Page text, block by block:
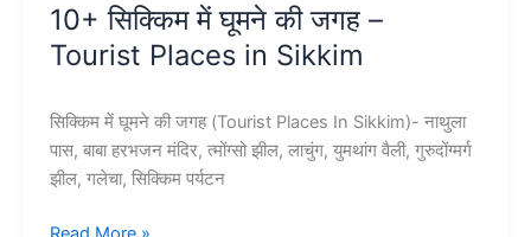
10+ सिक्किम में घूमने की जगह –
Tourist Places in Sikkim
सिक्किम में घूमने की जगह (Tourist Places In Sikkim)- नाथुला
पास, बाबा हरभजन मंदिर, त्मोंग्सो झील, लाचुंग, युमथांग वैली, गुरुदोंग्मर्ग
झील, गलेचा, सिक्किम पर्यटन
10+